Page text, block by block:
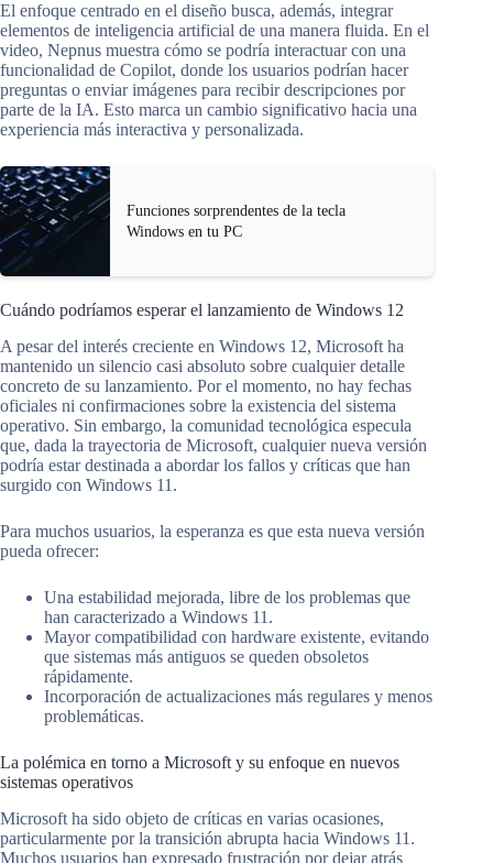
El enfoque centrado en el diseño busca, además, integrar
elementos de inteligencia artificial de una manera fluida. En el
video, Nepnus muestra cómo se podría interactuar con una
funcionalidad de Copilot, donde los usuarios podrían hacer
preguntas o enviar imágenes para recibir descripciones por
parte de la IA. Esto marca un cambio significativo hacia una
experiencia más interactiva y personalizada.
Funciones sorprendentes de la tecla
Windows en tu PC
Cuándo podríamos esperar el lanzamiento de Windows 12
A pesar del interés creciente en Windows 12, Microsoft ha
mantenido un silencio casi absoluto sobre cualquier detalle
concreto de su lanzamiento. Por el momento, no hay fechas
oficiales ni confirmaciones sobre la existencia del sistema
operativo. Sin embargo, la comunidad tecnológica especula
que, dada la trayectoria de Microsoft, cualquier nueva versión
podría estar destinada a abordar los fallos y críticas que han
surgido con Windows 11.
Para muchos usuarios, la esperanza es que esta nueva versión
pueda ofrecer:
Una estabilidad mejorada, libre de los problemas que
han caracterizado a Windows 11.
Mayor compatibilidad con hardware existente, evitando
que sistemas más antiguos se queden obsoletos
rápidamente.
Incorporación de actualizaciones más regulares y menos
problemáticas.
La polémica en torno a Microsoft y su enfoque en nuevos
sistemas operativos
Microsoft ha sido objeto de críticas en varias ocasiones,
particularmente por la transición abrupta hacia Windows 11.
Muchos usuarios han expresado frustración por dejar atrás